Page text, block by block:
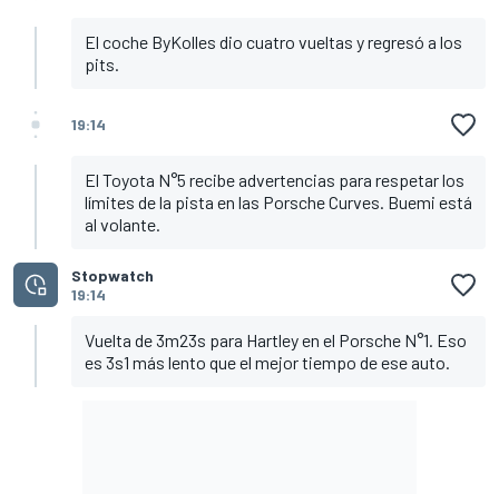
El coche ByKolles dio cuatro vueltas y regresó a los
pits.
19:14
El Toyota N°5 recibe advertencias para respetar los
límites de la pista en las Porsche Curves. Buemi está
al volante.
Stopwatch
19:14
Vuelta de 3m23s para Hartley en el Porsche N°1. Eso
es 3s1 más lento que el mejor tiempo de ese auto.